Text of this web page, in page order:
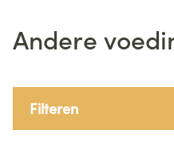
Andere
Filteren